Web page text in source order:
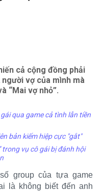
cả cộng đồng phải
vợ của mình mà
“Mai vợ nhỏ”.
qua game cả tình lẫn tiền
bản kiếm hiệp cực "gắt"
trong vụ cô gái bị đánh hội
group của tựa game
là không biết đến anh